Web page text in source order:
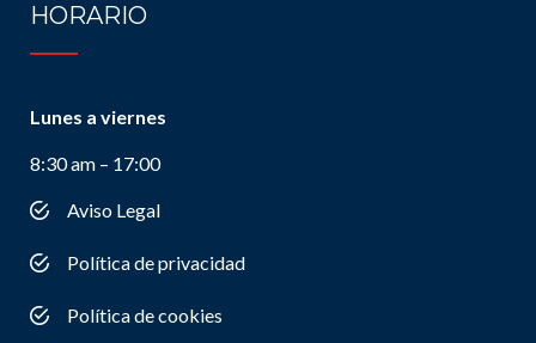
HORARIO
Lunes a viernes
8:30 am – 17:00
Aviso Legal
Política de privacidad
Política de cookies